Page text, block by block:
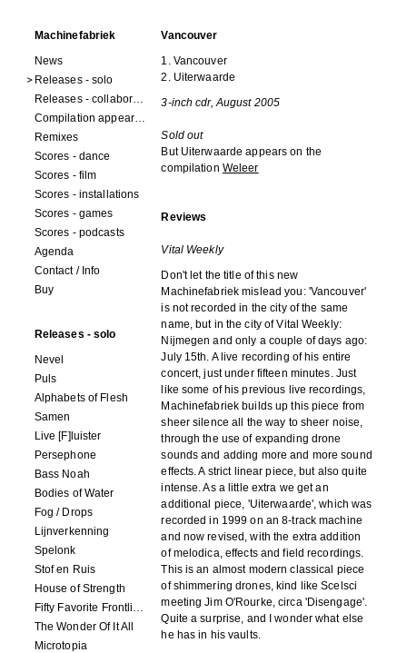
Machinefabriek
News
Releases - solo
Releases - collaborations
Compilation appearances
Remixes
Scores - dance
Scores - film
Scores - installations
Scores - games
Scores - podcasts
Agenda
Contact / Info
Buy
Releases - solo
Nevel
Puls
Alphabets of Flesh
Samen
Live [F]luister
Persephone
Bass Noah
Bodies of Water
Fog / Drops
Lijnverkenning
Spelonk
Stof en Ruis
House of Strength
Fifty Favorite Frontlinie Fragments
The Wonder Of It All
Microtopia
Vancouver
1. Vancouver
2. Uiterwaarde
3-inch cdr, August 2005
Sold out
But Uiterwaarde appears on the
compilation Weleer
Reviews
Vital Weekly
Don't let the title of this new
Machinefabriek mislead you: 'Vancouver'
is not recorded in the city of the same
name, but in the city of Vital Weekly:
Nijmegen and only a couple of days ago:
July 15th. A live recording of his entire
concert, just under fifteen minutes. Just
like some of his previous live recordings,
Machinefabriek builds up this piece from
sheer silence all the way to sheer noise,
through the use of expanding drone
sounds and adding more and more sound
effects. A strict linear piece, but also quite
intense. As a little extra we get an
additional piece, 'Uiterwaarde', which was
recorded in 1999 on an 8-track machine
and now revised, with the extra addition
of melodica, effects and field recordings.
This is an almost modern classical piece
of shimmering drones, kind like Scelsci
meeting Jim O'Rourke, circa 'Disengage'.
Quite a surprise, and I wonder what else
he has in his vaults.